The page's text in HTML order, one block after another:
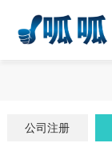
公司注册